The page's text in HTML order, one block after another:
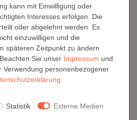
zu 6x
High-to-Low (HTL)
bedruckbar
kann mit Einwilligung oder
Interesses erfolgen. Die
oder abgelehnt werden. Es
einzuwilligen und die
späteren Zeitpunkt zu ändern
Sie unser Impressum und
Verwendung personenbezogener
Statistik Externe Medien